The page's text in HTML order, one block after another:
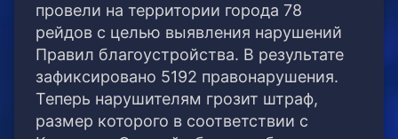
провели на территории города 78
рейдов с целью выявления нарушений
Правил благоустройства. В результате
зафиксировано 5192 правонарушения.
Теперь нарушителям грозит штраф,
размер которого в соответствии с